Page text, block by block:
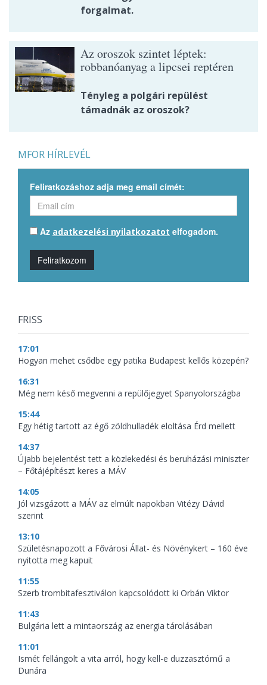
forgalmat.
Az oroszok szintet léptek:
robbanóanyag a lipcsei reptéren
Tényleg a polgári repülést
támadnák az oroszok?
MFOR HÍRLEVÉL
Feliratkozáshoz adja meg email címét:
Az adatkezelési nyilatkozatot elfogadom.
Feliratkozom
FRISS
17:01
Hogyan mehet csődbe egy patika Budapest kellős közepén?
16:31
Még nem késő megvenni a repülőjegyet Spanyolországba
15:44
Egy hétig tartott az égő zöldhulladék eloltása Érd mellett
14:37
Újabb bejelentést tett a közlekedési és beruházási miniszter
– Főtájépítészt keres a MÁV
14:05
Jól vizsgázott a MÁV az elmúlt napokban Vitézy Dávid
szerint
13:10
Születésnapozott a Fővárosi Állat- és Növénykert – 160 éve
nyitotta meg kapuit
11:55
Szerb trombitafesztiválon kapcsolódott ki Orbán Viktor
11:43
Bulgária lett a mintaország az energia tárolásában
11:01
Ismét fellángolt a vita arról, hogy kell-e duzzasztómű a
Dunára